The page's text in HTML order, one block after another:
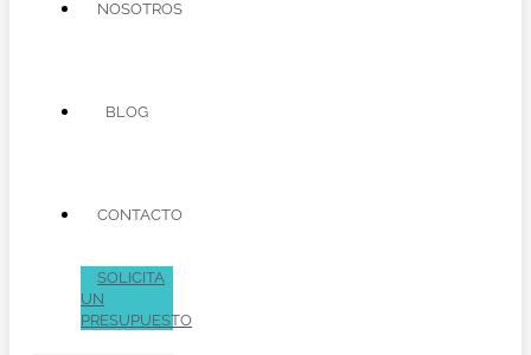
NOSOTROS
BLOG
CONTACTO
SOLICITA
UN
PRESUPUESTO